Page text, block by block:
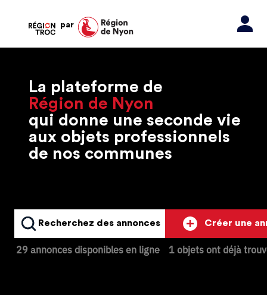
par
La plateforme de
Région de Nyon
qui donne une seconde vie
aux objets professionnels
de nos communes
Recherchez des annonces
29 annonces disponibles en ligne
Créer une
1 objets ont déjà